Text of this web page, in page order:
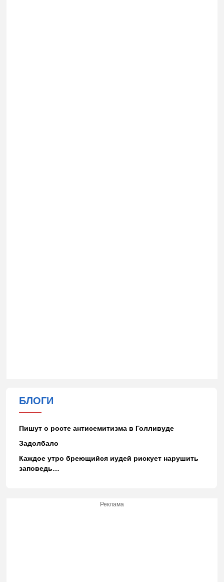
БЛОГИ
Пишут о росте антисемитизма в Голливуде
Задолбало
Каждое утро бреющийся иудей рискует нарушить
заповедь…
Реклама